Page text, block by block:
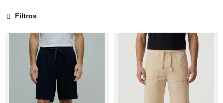
prenda tan veraniega. Tenemos bermudas vaqueras, de
tu favorita. Esta temporada los diseños son mas
ajustados estilizando así la figura masculina y dotando a
tus looks de un aire más juvenil y menos recargado.
Bermudas para hombre
de las mejores marcas
Filtros